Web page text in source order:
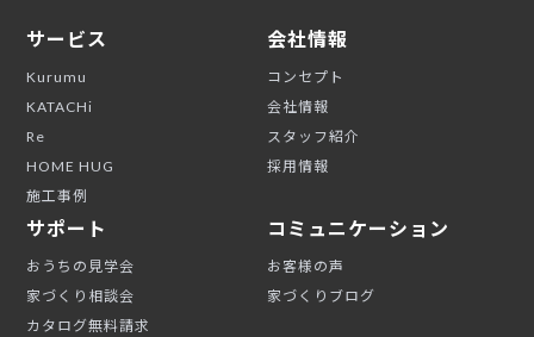
サービス
Kurumu
KATACHi
Re
HOME HUG
施工事例
会社情報
コンセプト
会社情報
スタッフ紹介
採用情報
サポート
おうちの見学会
家づくり相談会
カタログ無料請求
コミュニケーション
お客様の声
家づくりブログ